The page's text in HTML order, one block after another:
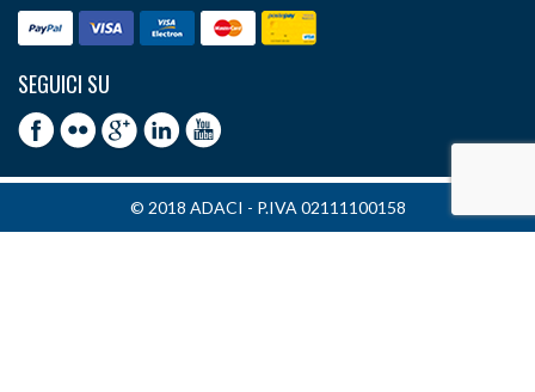
SEGUICI SU
© 2018 ADACI - P.IVA 02111100158